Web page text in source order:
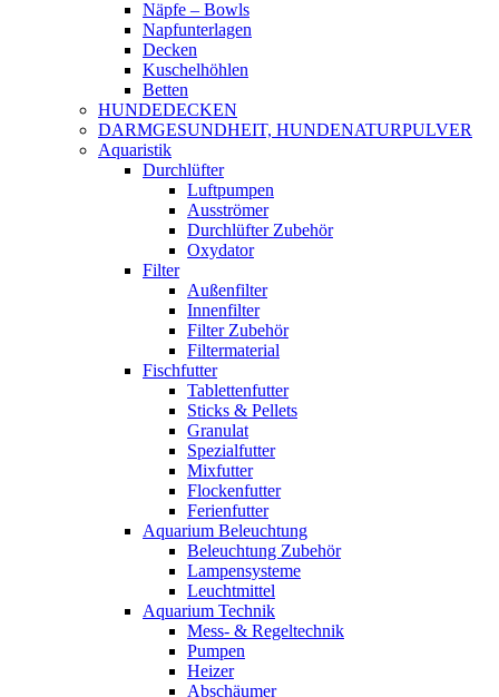
Näpfe – Bowls
Napfunterlagen
Decken
Kuschelhöhlen
Betten
HUNDEDECKEN
DARMGESUNDHEIT, HUNDENATURPULVER
Aquaristik
Durchlüfter
Luftpumpen
Ausströmer
Durchlüfter Zubehör
Oxydator
Filter
Außenfilter
Innenfilter
Filter Zubehör
Filtermaterial
Fischfutter
Tablettenfutter
Sticks & Pellets
Granulat
Spezialfutter
Mixfutter
Flockenfutter
Ferienfutter
Aquarium Beleuchtung
Beleuchtung Zubehör
Lampensysteme
Leuchtmittel
Aquarium Technik
Mess- & Regeltechnik
Pumpen
Heizer
Abschäumer